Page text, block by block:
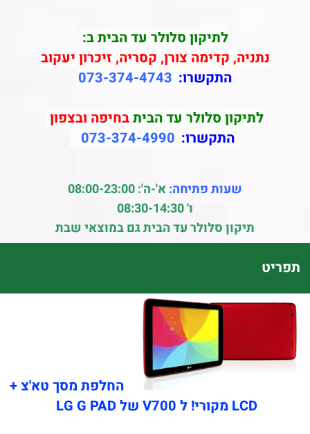
לתיקון סלולר עד הבית ב:
נתניה, קדימה צורן, קסריה, זיכרון יעקוב
התקשרו: 073-374-4743
לתיקון סלולר עד הביתבחיפה ובצפון
התקשרו: 073-374-4990
שעות פתיחה:א'-ה': 08:00-23:00
ו' 08:30-14:30
תיקון סלולר עד הבית גם במוצאי שבת
תפריט
החלפת מסך טא'צ +
LCD מקורי! ל V700 של LG G PAD